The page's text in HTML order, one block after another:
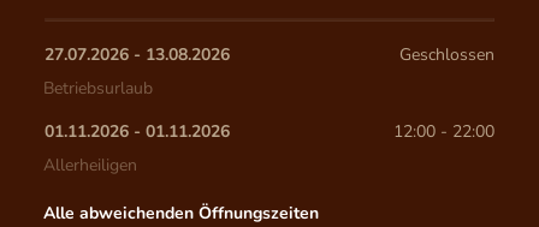
27.07.2026 - 13.08.2026
Geschlossen
Betriebsurlaub
01.11.2026 - 01.11.2026 12:00 - 22:00
Allerheiligen
Alle abweichenden Öffnungszeiten